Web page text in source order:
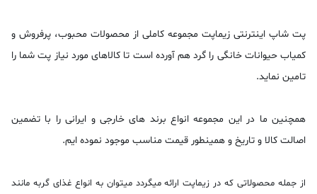
پت شاپ اینترنتی زیماپت مجموعه كاملی از محصولات محبوب، پرفروش و
كمیاب حیوانات خانگی را گرد هم آورده است تا كالاهای مورد نیاز پت شما را
تامین نماید.
همچنین ما در این مجموعه انواع برند های خارجی و ایرانی را با تضمین
اصالت كالا و تاریخ و همینطور قیمت مناسب موجود نموده ایم.
از جمله محصولاتی که در زیماپت ارائه میگردد میتوان به انواع غذای گربه مانند